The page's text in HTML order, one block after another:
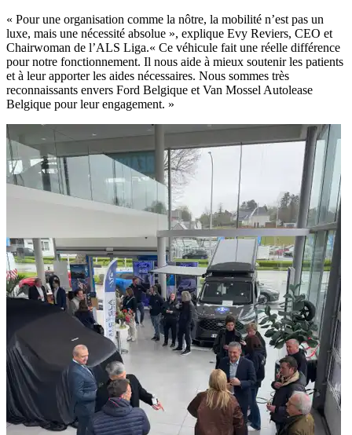
« Pour une organisation comme la nôtre, la mobilité n’est pas un
luxe, mais une nécessité absolue », explique Evy Reviers, CEO et
Chairwoman de l’ALS Liga.« Ce véhicule fait une réelle différence
pour notre fonctionnement. Il nous aide à mieux soutenir les patients
et à leur apporter les aides nécessaires. Nous sommes très
reconnaissants envers Ford Belgique et Van Mossel Autolease
Belgique pour leur engagement. »